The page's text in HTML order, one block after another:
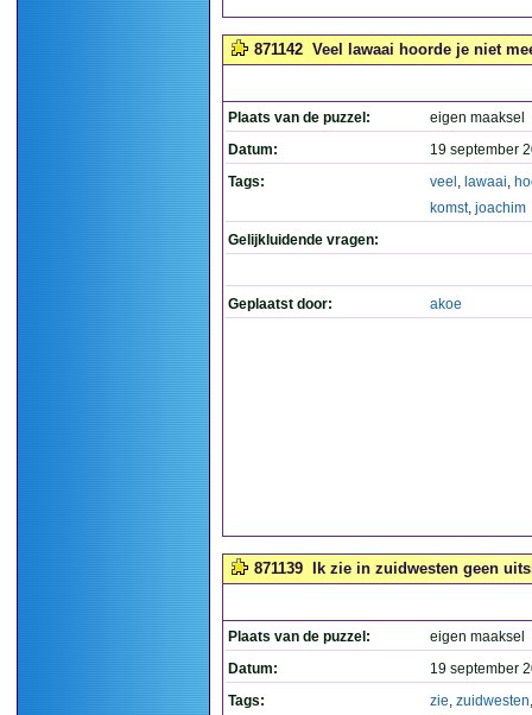
871142 Veel lawaai hoorde je niet
Plaats van de puzzel:
eigen maaksel
Datum:
19 september
Tags:
veel , lawaai,
komst, joachim
Gelijkluidende vragen:
Geplaatst door: akoe
871139 Ik zie in zuidwesten geen
Plaats van de puzzel:
eigen maaksel
Datum:
19 september
Tags:
zie, zuidwesten